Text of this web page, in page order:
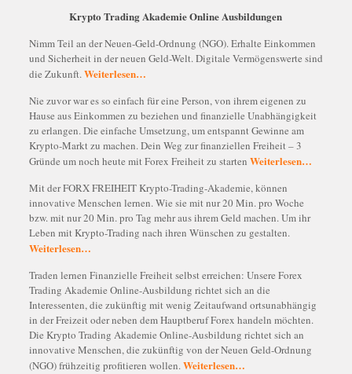
Krypto Trading Akademie Online Ausbildungen
Nimm Teil an der Neuen-Geld-Ordnung (NGO). Erhalte Einkommen
und Sicherheit in der neuen Geld-Welt. Digitale Vermögenswerte sind
die Zukunft.Weiterlesen…
Nie zuvor war es so einfach für eine Person, von ihrem eigenen zu
Hause aus Einkommen zu beziehen und finanzielle Unabhängigkeit
zu erlangen. Die einfache Umsetzung, um entspannt Gewinne am
Krypto-Markt zu machen. Dein Weg zur finanziellen Freiheit – 3
Gründe um noch heute mit Forex Freiheit zu starten Weiterlesen…
Mit der FORX FREIHEIT Krypto-Trading-Akademie, können
innovative Menschen lernen. Wie sie mit nur 20 Min. pro Woche
bzw. mit nur 20 Min. pro Tag mehr aus ihrem Geld machen. Um ihr
Leben mit Krypto-Trading nach ihren Wünschen zu gestalten.
Weiterlesen…
Traden lernen Finanzielle Freiheit selbst erreichen: Unsere Forex
Trading Akademie Online-Ausbildung richtet sich an die
Interessenten, die zukünftig mit wenig Zeitaufwand ortsunabhängig
in der Freizeit oder neben dem Hauptberuf Forex handeln möchten.
Die Krypto Trading Akademie Online-Ausbildung richtet sich an
innovative Menschen, die zukünftig von der Neuen Geld-Ordnung
(NGO) frühzeitig profitieren wollen.Weiterlesen…